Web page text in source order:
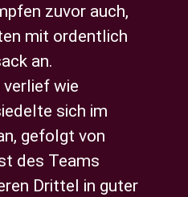
zuvor auch,
mit ordentlich
an.
verlief wie
sich im
gefolgt von
des Teams
Drittel in guter